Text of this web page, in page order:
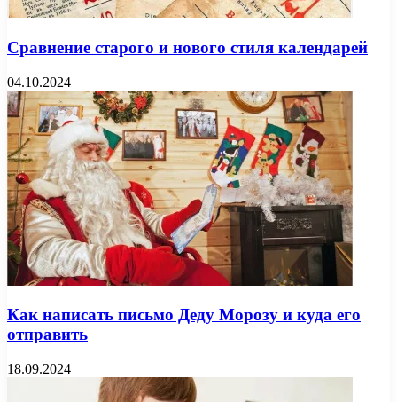
Сравнение старого и нового стиля календарей
04.10.2024
Как написать письмо Деду Морозу и куда его
отправить
18.09.2024